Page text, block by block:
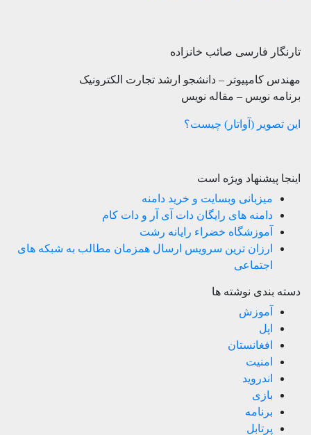
تارنگار فارسی صائب خانزاده
مهندس کامپیوتر – دانشجو ارشد تجارت الکترونیک
برنامه نویس – مقاله نویس
این تصویر (آواتار) چیست؟
اینجا پیشنهاد ویژه است
میزبانی وبسایت و خرید دامنه
دامنه های رایگان دات آی آر و دات کام
آموزشگاه خضراء رایانه رشت
ارزان ترین سرویس ارسال همزمان مطالب به شبکه های
اجتماعی
دسته بندی نوشته ها
آموزش
اپل
افغانستان
امنیت
اندروید
بازی
برنامه
پرتابل